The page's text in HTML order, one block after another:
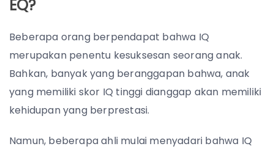
EQ?
Beberapa orang berpendapat bahwa IQ
merupakan penentu kesuksesan seorang anak.
Bahkan, banyak yang beranggapan bahwa, anak
yang memiliki skor IQ tinggi dianggap akan memiliki
kehidupan yang berprestasi.
Namun, beberapa ahli mulai menyadari bahwa IQ